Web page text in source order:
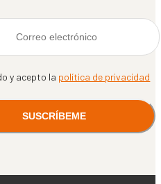
y acepto la política de privacidad